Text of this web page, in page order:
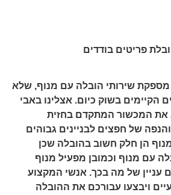
שירותי הובלה עם מנוף, שלא
הקיימים בשוק כיום. אצלינו באבי
את המכשור המתקדם בחזית
של חפצים לבניינים גבוהים
הן חלק חשוב בהובלה שכן
עם מנוף וכמובן מפעיל מנוף
עניין של מה בכך. אנשי המקצוע
ויבצעו עבורכם את ההובלה